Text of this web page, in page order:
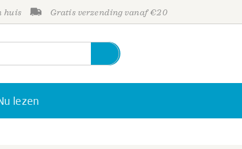
huis Gratis verzending vanaf €20
lezen
Personen